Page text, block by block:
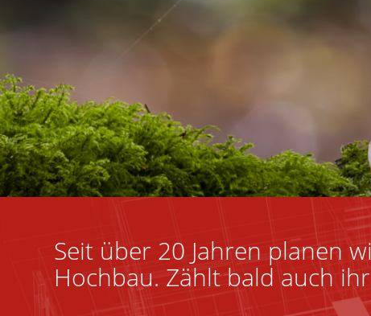
Seit über 20 Jahren planen
Hochbau. Zählt bald auch